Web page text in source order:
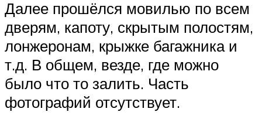
Далее прошёлся мовилью по всем
дверям, капоту, скрытым полостям,
лонжеронам, крыжке багажника и
т.д. В общем, везде, где можно
было что то залить. Часть
фотографий отсутствует.